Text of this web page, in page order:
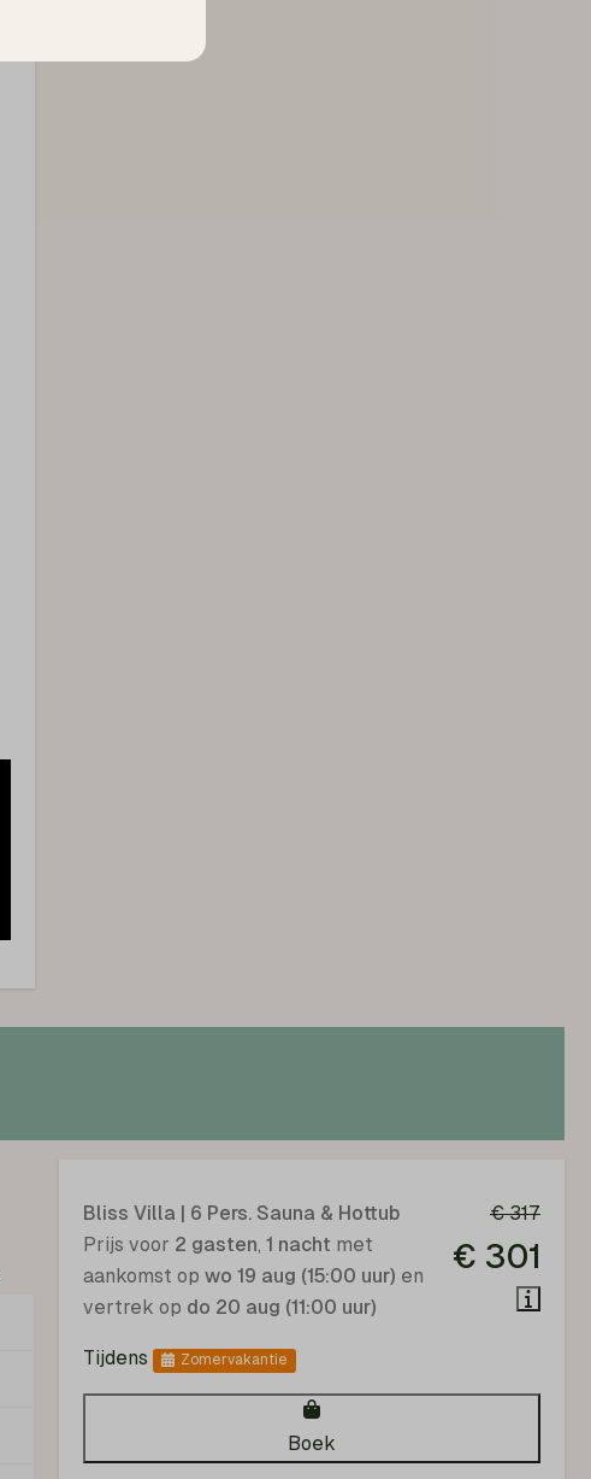
€ 317
€ 301
Bliss Villa | 6 Pers. Sauna & Hottub
Prijs voor 2 gasten, 1 nacht met
aankomst op wo 19 aug (15:00 uur) en
vertrek op do 20 aug (11:00 uur)
Tijdens Zomervakantie
Boek